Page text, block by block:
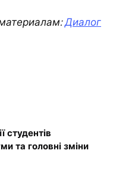
Диалог
студентів
та головні зміни